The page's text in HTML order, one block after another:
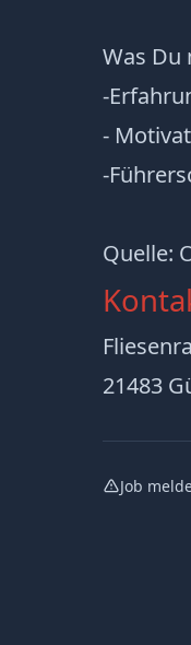
Was
-
-
-
Quelle:
21483
Job